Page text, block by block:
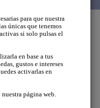
para que nuestra
únicas que tenemos
si solo pulsas el
en base a tus
gustos e intereses
activarlas en
página web.